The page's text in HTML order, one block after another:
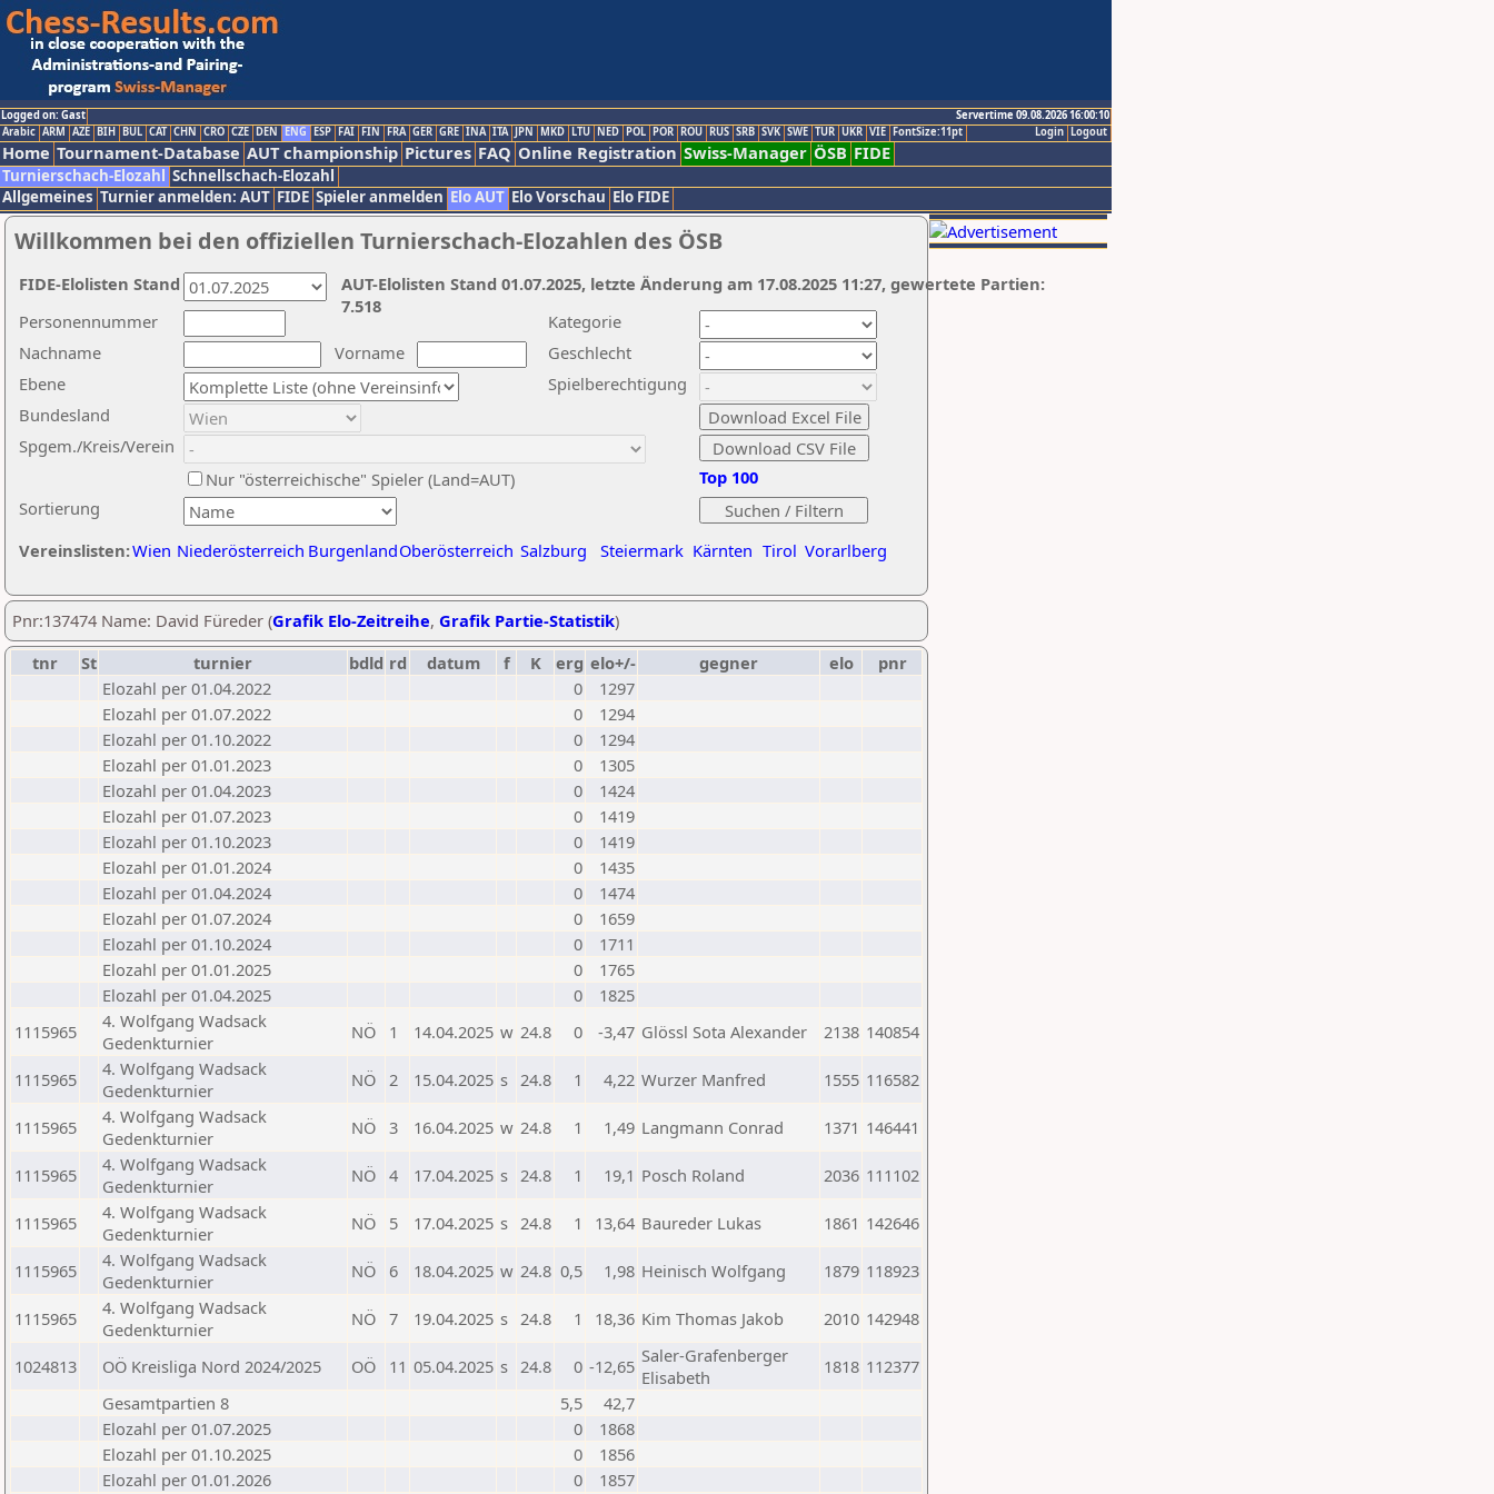
Logged on: Gast
Servertime 09.08.2026 16:00:10
Logout
Login
Arabic ARM AZE BIH BUL CAT CHN CRO CZE DEN ENG ESP FAI FIN FRA GER GRE INA ITA JPN MKD LTU NED POL POR ROU RUS SRB SVK SWE TUR UKR VIE FontSize:11pt
Home Tournament-Database AUT championship Pictures FAQ Online Registration Swiss-Manager ÖSB FIDE
Turnierschach-Elozahl Schnellschach-Elozahl
Allgemeines Turnier anmelden: AUT FIDE Spieler anmelden Elo AUT Elo Vorschau Elo FIDE
Willkommen bei den offiziellen Turnierschach-Elozahlen des ÖSB
Nachname
Vorname
Ebene
Kategorie
Sortierung
Personennummer
Bundesland
Spgem./Kreis/Verein
Geschlecht
Nur "österreichische" Spieler (Land=AUT)
Spielberechtigung
Vereinslisten:Wien Niederösterreich BurgenlandOberösterreich Salzburg Steiermark Kärnten Tirol Vorarlberg
Top 100
AUT-Elolisten Stand 01.07.2025, letzte Änderung am 17.08.2025 11:27, gewertete Partien:
7.518
FIDE-Elolisten Stand
Pnr:137474 Name: David Füreder (Grafik Elo-Zeitreihe, Grafik Partie-Statistik)
tnr
St turnier bdld rd datum f K erg elo+/- gegner elo
pnr
Elozahl per 01.04.2022
0
1297
Elozahl per 01.07.2022
0
1294
Elozahl per 01.10.2022
0
1294
Elozahl per 01.01.2023
0
1305
Elozahl per 01.04.2023
0
1424
Elozahl per 01.07.2023
0
1419
Elozahl per 01.10.2023
0
1419
Elozahl per 01.01.2024
0
1435
Elozahl per 01.04.2024
0
1474
Elozahl per 01.07.2024
0
1659
Elozahl per 01.10.2024
0
1711
Elozahl per 01.01.2025
0
1765
Elozahl per 01.04.2025
0
1825
1115965
4. Wolfgang Wadsack
Gedenkturnier
NÖ 1 14.04.2025 w 24.8 0 -3,47 Glössl Sota Alexander 2138 140854
1115965
4. Wolfgang Wadsack
Gedenkturnier
NÖ 2 15.04.2025 s 24.8 1 4,22 Wurzer Manfred 1555 116582
1115965
4. Wolfgang Wadsack
Gedenkturnier
NÖ 3 16.04.2025 w 24.8 1 1,49 Langmann Conrad 1371 146441
1115965
4. Wolfgang Wadsack
Gedenkturnier
NÖ 4 17.04.2025 s 24.8 1 19,1 Posch Roland 2036 111102
1115965
4. Wolfgang Wadsack
Gedenkturnier
NÖ 5 17.04.2025 s 24.8 1 13,64 Baureder Lukas 1861 142646
1115965
4. Wolfgang Wadsack
Gedenkturnier
NÖ 6 18.04.2025 w 24.8 0,5 1,98 Heinisch Wolfgang 1879 118923
1115965
4. Wolfgang Wadsack
Gedenkturnier
NÖ 7 19.04.2025 s 24.8 1 18,36 Kim Thomas Jakob 2010 142948
1024813 OÖ Kreisliga Nord 2024/2025 OÖ 11 05.04.2025 s 24.8 0 -12,65 Saler-Grafenberger
Elisabeth
1818 112377
Gesamtpartien 8
5,5
42,7
Elozahl per 01.07.2025
0
1868
Elozahl per 01.10.2025
0
1856
Elozahl per 01.01.2026
0 1857